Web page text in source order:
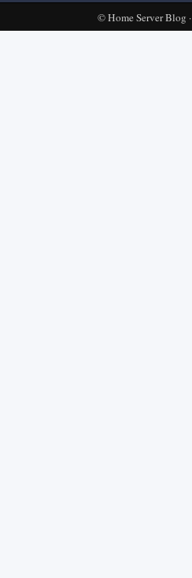
©Home Server Blog